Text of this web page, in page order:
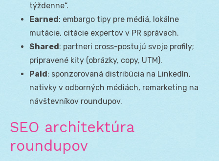
týždenne“.
Earned: embargo tipy pre médiá, lokálne
mutácie, citácie expertov v PR správach.
Shared: partneri cross-postujú svoje profily;
pripravené kity (obrázky, copy, UTM).
Paid: sponzorovaná distribúcia na LinkedIn,
nativky v odborných médiách, remarketing na
návštevníkov roundupov.
SEO architektúra
roundupov